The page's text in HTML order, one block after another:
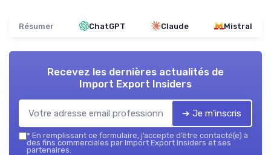
Résumer ChatGPT Claude Mistral
Recevez les dernières actualités de
Import Export Insiders
➔ Je m'inscris
* En remplissant ce formulaire, j’accepte d’être contacté(e) à
des fins commerciales par Import Export Insiders et ses
partenaires.